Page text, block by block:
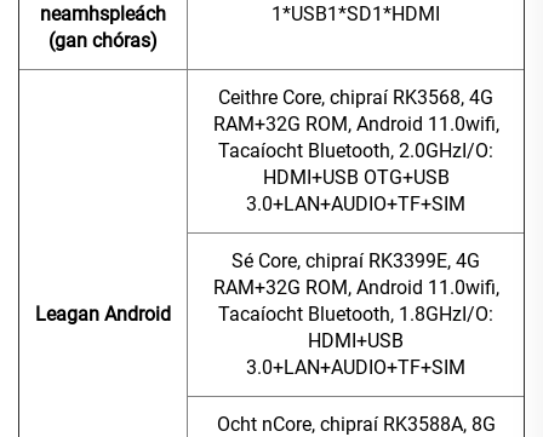
neamhspleách
(gan chóras)
1*USB1*SD1*HDMI
Leagan Android
Ceithre Core, chipraí RK3568, 4G
RAM+32G ROM, Android 11.0wifi,
Tacaíocht Bluetooth, 2.0GHzI/O:
HDMI+USB OTG+USB
3.0+LAN+AUDIO+TF+SIM
Sé Core, chipraí RK3399E, 4G
RAM+32G ROM, Android 11.0wifi,
Tacaíocht Bluetooth, 1.8GHzI/O:
HDMI+USB
3.0+LAN+AUDIO+TF+SIM
Ocht nCore, chipraí RK3588A, 8G